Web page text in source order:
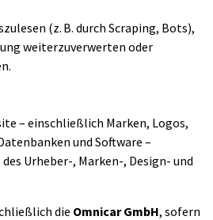
(z. B. durch Scraping, Bots),
weiterzuverwerten oder
– einschließlich Marken, Logos,
und Software –
Urheber-, Marken-, Design- und
die Omnicar GmbH, sofern